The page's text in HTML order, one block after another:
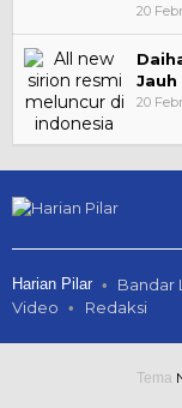
20
Jauh
20
Harian Pilar Bandar
Video
Redaksi
Tema